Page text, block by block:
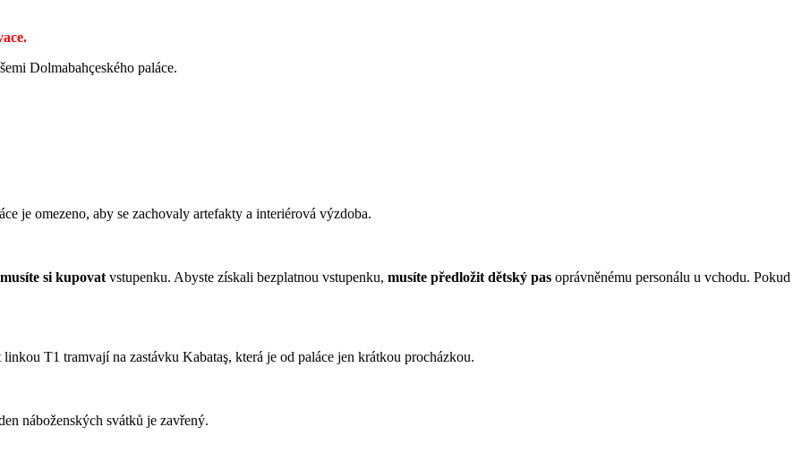
Dolmabahçeského paláce.
je omezeno, aby se zachovaly artefakty a interiérová výzdoba.
si kupovat vstupenku. Abyste získali bezplatnou vstupenku, musíte předložit dětský pas oprávněnému personálu u vchodu. Pokud
T1 tramvají na zastávku Kabataş, která je od paláce jen krátkou procházkou.
náboženských svátků je zavřený.